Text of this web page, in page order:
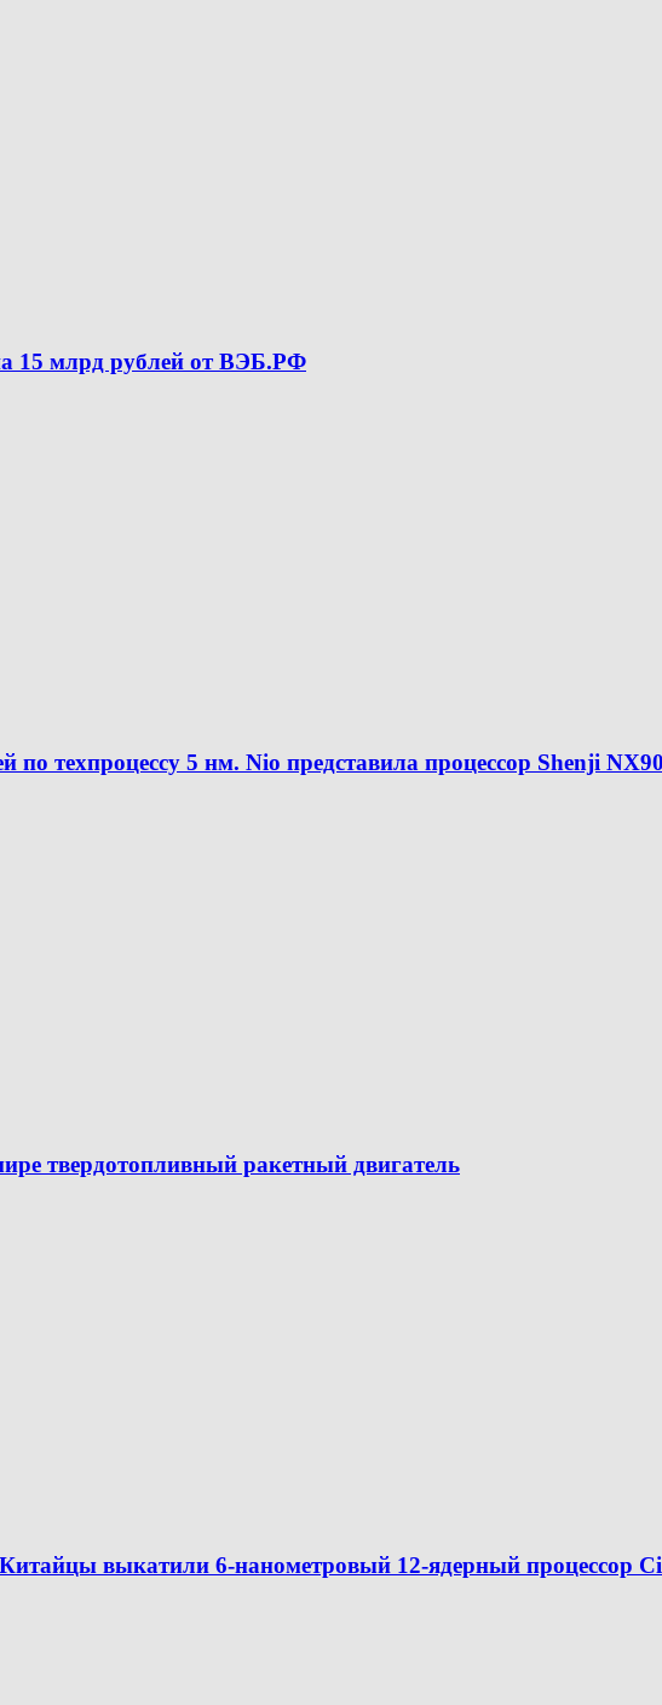
15 млрд рублей от ВЭБ.РФ
техпроцессу 5 нм. Nio представила процессор Shenji
твердотопливный ракетный двигатель
выкатили 6-нанометровый 12-ядерный процессор